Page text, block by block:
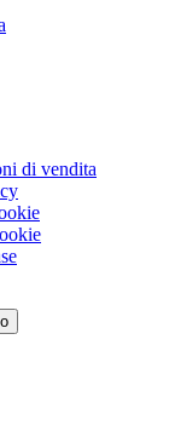
di vendita